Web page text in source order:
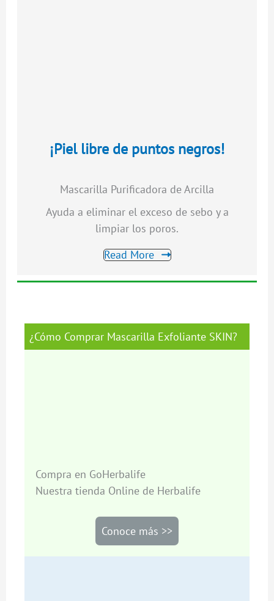
¡Piel libre de puntos negros!
Mascarilla Purificadora de Arcilla
Ayuda a eliminar el exceso de sebo y a
limpiar los poros.
Read More
¿Cómo Comprar Mascarilla Exfoliante SKIN?
Compra en GoHerbalife
Nuestra tienda Online de Herbalife
Conoce más >>